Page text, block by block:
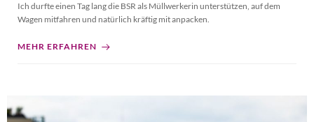
Ich durfte einen Tag lang die BSR als Müllwerkerin unterstützen, auf dem
Wagen mitfahren und natürlich kräftig mit anpacken.
MEHR ERFAHREN